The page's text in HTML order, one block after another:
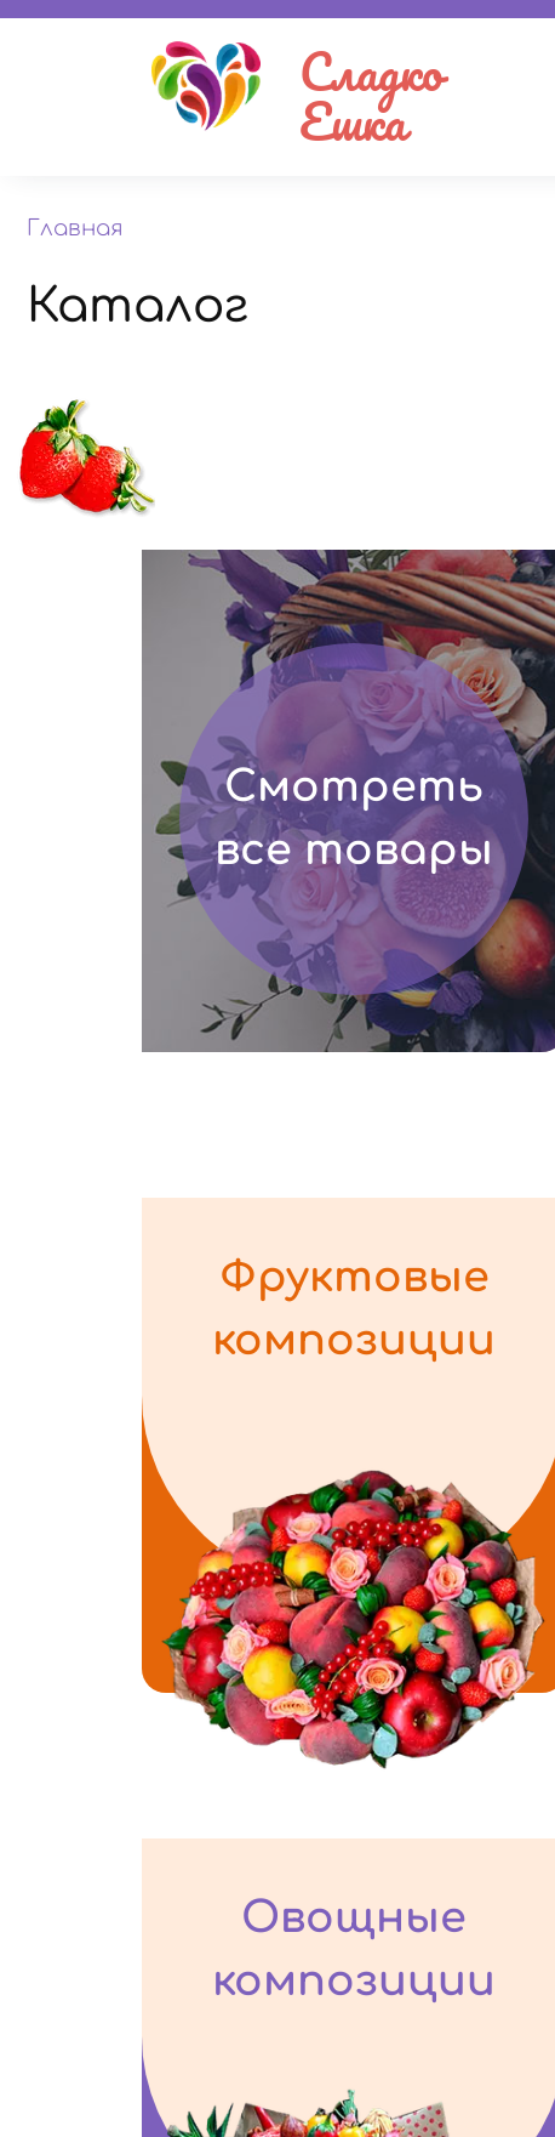
Сладко
Ешка
Главная
Каталог
Смотреть
все товары
Фруктовые
композиции
Овощные
композиции